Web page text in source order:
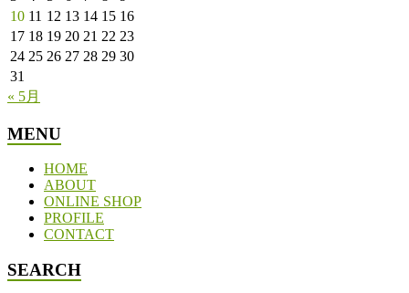
10 11 12 13 14 15 16
17 18 19 20 21 22 23
24 25 26 27 28 29 30
31
« 5月
MENU
HOME
ABOUT
ONLINE SHOP
PROFILE
CONTACT
SEARCH